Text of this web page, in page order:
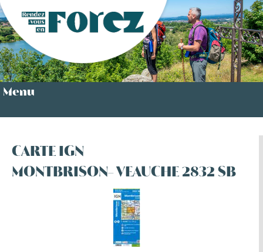
Menu
CARTE IGN
MONTBRISON- VEAUCHE 2832 SB